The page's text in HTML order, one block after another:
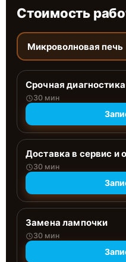
Стоимость
Микроволновая печь
Срочная диагностика
30 мин
Доставка в сервис и
30 мин
Замена лампочки
30 мин